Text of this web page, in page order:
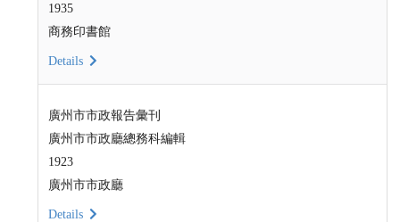
1935
商務印書館
Details
廣州市市政報告彙刊
廣州市市政廳總務科編輯
1923
廣州市市政廳
Details